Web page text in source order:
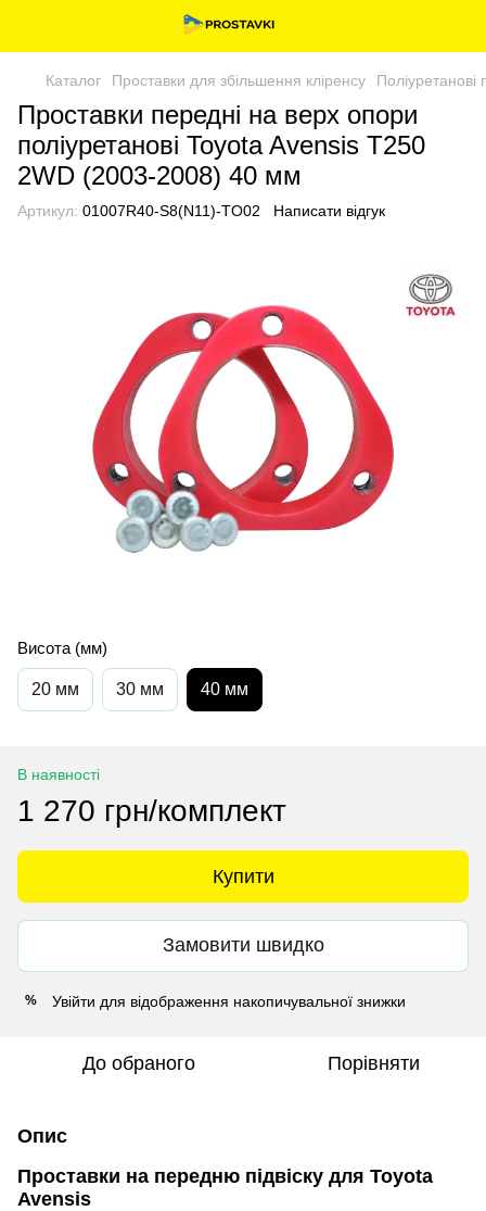
Каталог Проставки для збільшення кліренсу Поліуретанові
Проставки передні на верх опори
поліуретанові Toyota Avensis T250
2WD (2003-2008) 40 мм
Артикул: 01007R40-S8(N11)-TO02 Написати відгук
Висота (мм)
20 мм 30 мм 40 мм
В наявності
1 270 грн/комплект
Купити
Замовити швидко
% Увійти для відображення накопичувальної знижки
До обраного Порівняти
Опис
Проставки на передню підвіску для Toyota
Avensis